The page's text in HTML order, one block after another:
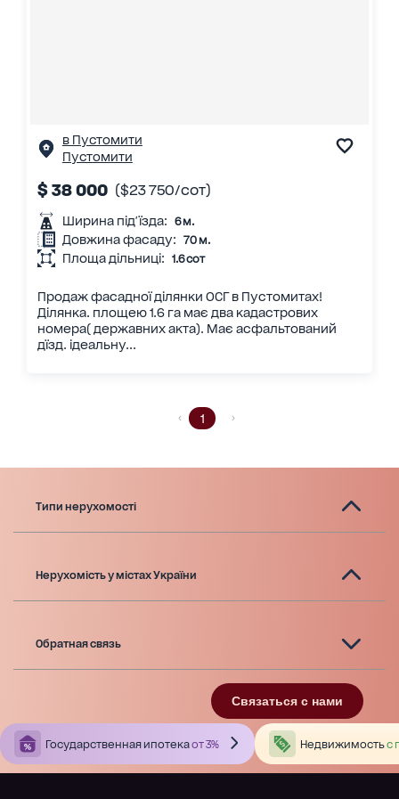
в Пустомити
Пустомити
$ 38 000 ($23 750/сот)
Ширина під'їзда: 6 м.
Довжина фасаду: 70 м.
Площа дільниці: 1.6 сот
Продаж фасадної ділянки ОСГ в Пустомитах!
Ділянка. площею 1.6 га має два кадастрових
номера( державних акта). Має асфальтований
дїзд. ідеальну...
1
Типи нерухомості
Нерухомість у містах України
Обратная связь
Связаться с нами
Государственная ипотекаот 3% Недвижимостьс